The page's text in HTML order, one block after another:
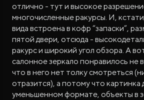
отлично - тут и высокое
многочисленные ракурсы. И,
вида встроена в кофр “запаски”,
пятой двери, отсюда -
ракурс и широкий угол обзора. А
салонное зеркало понравилось не
что в него нет толку смотреться
отразится), а потому что картинка
уменьшенном формате, объекты в